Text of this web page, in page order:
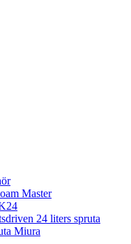
Master
24 liters spruta
Miura